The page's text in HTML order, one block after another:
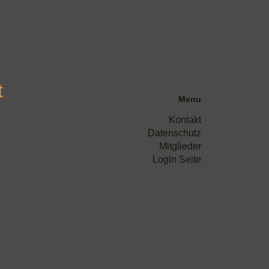
Menu
Kontakt
Datenschutz
Mitglieder
Login Seite